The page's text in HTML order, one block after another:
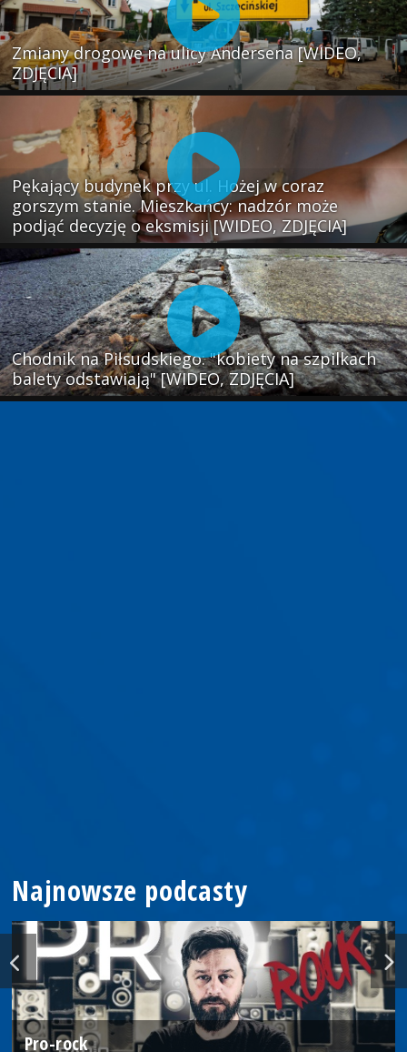
Zmiany drogowe na ulicy Andersena [WIDEO,
ZDJĘCIA]
Pękający budynek przy ul. Hożej w coraz
gorszym stanie. Mieszkańcy: nadzór może
podjąć decyzję o eksmisji [WIDEO, ZDJĘCIA]
Chodnik na Piłsudskiego: "kobiety na szpilkach
balety odstawiają" [WIDEO, ZDJĘCIA]
Najnowsze podcasty
Pro-rock